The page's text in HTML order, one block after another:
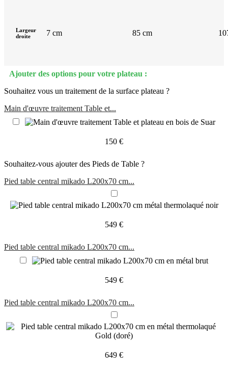
Largeur
droite
7 cm 85 cm
Ajouter des options pour votre plateau :
Souhaitez vous un traitement de la surface plateau ?
Main d'œuvre traitement Table et...
150 €
Souhaitez-vous ajouter des Pieds de Table ?
Pied table central mikado L200x70 cm...
549 €
Pied table central mikado L200x70 cm...
549 €
Pied table central mikado L200x70 cm...
649 €